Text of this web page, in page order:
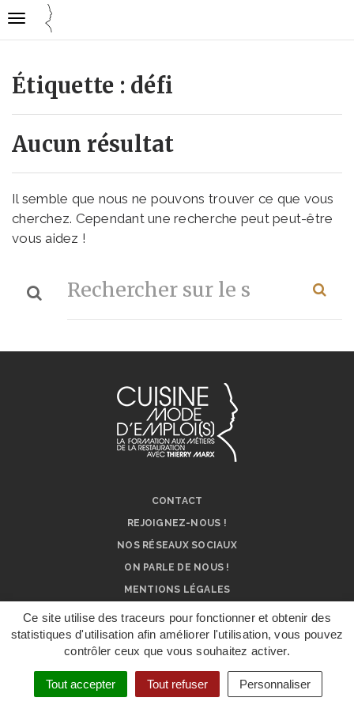
Gestion des traceurs
Ce site utilise des traceurs pour fonctionner et obtenir des
statistiques d'utilisation afin améliorer l'utilisation, vous pouvez
contrôler ceux que vous souhaitez activer.
Tout accepter Tout refuser Personnaliser
Cuisine
emploi
DÉPOSER UN
Ouvrir
Étiquette : défi
Aucun résultat
Il semble que nous ne pouvons trouver ce que vous
cherchez. Cependant une recherche peut peut-être
vous aidez !
CONTACT
REJOIGNEZ-NOUS !
NOS RÉSEAUX SOCIAUX
ON PARLE DE NOUS !
MENTIONS LÉGALES